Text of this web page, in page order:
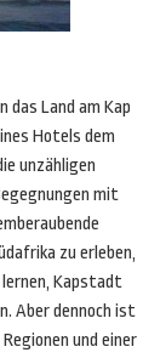
das Land am Kap
Hotels dem
unzähligen
mit
zu erleben,
lernen, Kapstadt
Aber dennoch ist
und einer